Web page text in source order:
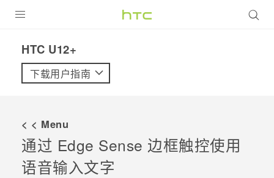
VIVE
支持帮助
在线客服
HTC U12+‎
下载用户指南
< < Menu
通过 Edge Sense 边框触控使用
语音输入文字